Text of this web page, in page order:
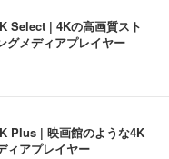
Select | 4Kの高画質スト
グメディアプレイヤー
Plus | 映画館のような4K
ィアプレイヤー